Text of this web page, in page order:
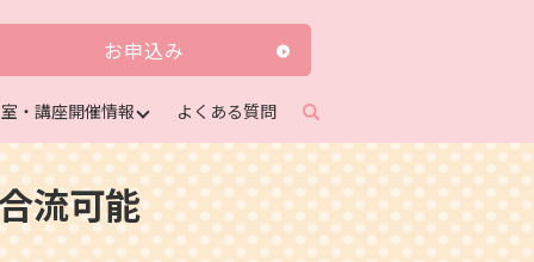
・講座開催情報 よくある質問 search
お申込み
流可能